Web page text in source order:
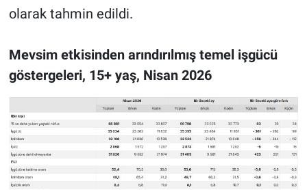
olarak tahmin edildi.
Mevsim etkisinden arındırılmış temel işgücü
göstergeleri, 15+ yaş, Nisan 2026